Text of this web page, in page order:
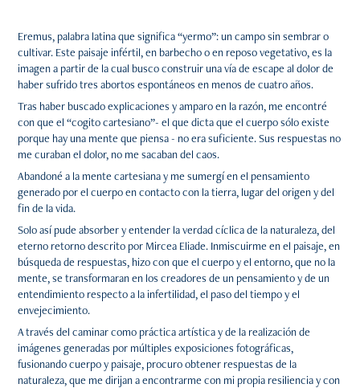
Eremus, palabra latina que significa “yermo”: un campo sin sembrar o
cultivar. Este paisaje infértil, en barbecho o en reposo vegetativo, es la
imagen a partir de la cual busco construir una vía de escape al dolor de
haber sufrido tres abortos espontáneos en menos de cuatro años.
Tras haber buscado explicaciones y amparo en la razón, me encontré
con que el “cogito cartesiano”- el que dicta que el cuerpo sólo existe
porque hay una mente que piensa - no era suficiente. Sus respuestas no
me curaban el dolor, no me sacaban del caos.
Abandoné a la mente cartesiana y me sumergí en el pensamiento
generado por el cuerpo en contacto con la tierra, lugar del origen y del
fin de la vida.
Solo así pude absorber y entender la verdad cíclica de la naturaleza, del
eterno retorno descrito por Mircea Eliade. Inmiscuirme en el paisaje, en
búsqueda de respuestas, hizo con que el cuerpo y el entorno, que no la
mente, se transformaran en los creadores de un pensamiento y de un
entendimiento respecto a la infertilidad, el paso del tiempo y el
envejecimiento.
A través del caminar como práctica artística y de la realización de
imágenes generadas por múltiples exposiciones fotográficas,
fusionando cuerpo y paisaje, procuro obtener respuestas de la
naturaleza, que me dirijan a encontrarme con mi propia resiliencia y con